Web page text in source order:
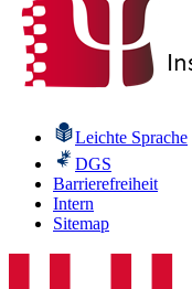
Leichte Sprache
DGS
Barrierefreiheit
Intern
Sitemap